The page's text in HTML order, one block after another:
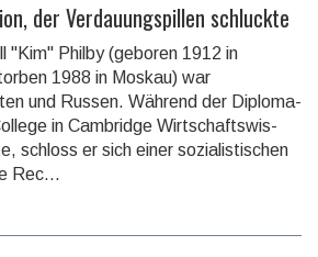
der Verdauungspillen schluckte
"Kim" Philby (geboren 1912 in
1988 in Moskau) war
und Russen. Während der Di­plo­ma­
in Cambridge Wirt­schafts­wis­
schloss er sich einer sozialistischen
Rec...